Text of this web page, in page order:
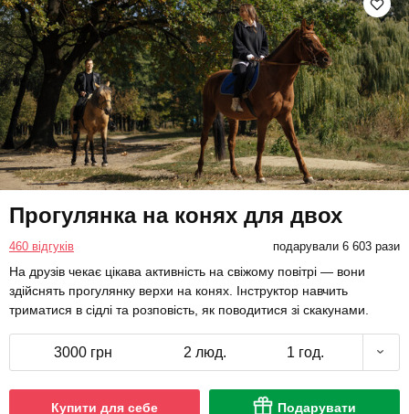
Прогулянка на конях для двох
460 відгуків подарували 6 603 рази
На друзів чекає цікава активність на свіжому повітрі — вони
здійснять прогулянку верхи на конях. Інструктор навчить
триматися в сідлі та розповість, як поводитися зі скакунами.
3000 грн 2 люд. 1 год.
Купити для себе Подарувати